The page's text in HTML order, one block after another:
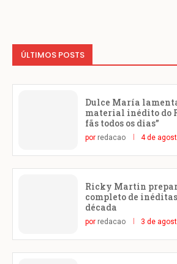
ÚLTIMOS POSTS
Dulce María
material inédito do
fãs todos os dias”
por redacao 4 de
Ricky Martin
completo de
década
por redacao 3 de